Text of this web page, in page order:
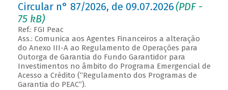
Circular n° 87/2026, de 09.07.2026(PDF -
75 kB)
Ref.: FGI Peac
Ass.: Comunica aos Agentes Financeiros a alteração
do Anexo III-A ao Regulamento de Operações para
Outorga de Garantia do Fundo Garantidor para
Investimentos no âmbito do Programa Emergencial de
Acesso a Crédito (“Regulamento dos Programas de
Garantia do PEAC”).